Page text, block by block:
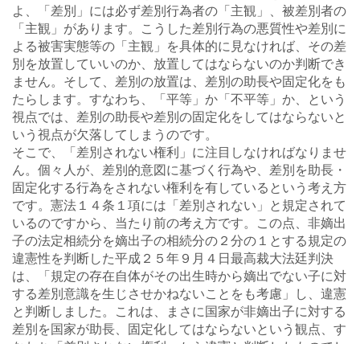
よ、「差別」には必ず差別行為者の「主観」、被差別者の
「主観」があります。こうした差別行為の悪質性や差別に
よる被害実態等の「主観」を具体的に見なければ、その差
別を放置していいのか、放置してはならないのか判断でき
ません。そして、差別の放置は、差別の助長や固定化をも
たらします。すなわち、「平等」か「不平等」か、という
視点では、差別の助長や差別の固定化をしてはならないと
いう視点が欠落してしまうのです。
そこで、「差別されない権利」に注目しなければなりませ
ん。個々人が、差別的意図に基づく行為や、差別を助長・
固定化する行為をされない権利を有しているという考え方
です。憲法１４条１項には「差別されない」と規定されて
いるのですから、当たり前の考え方です。この点、非嫡出
子の法定相続分を嫡出子の相続分の２分の１とする規定の
違憲性を判断した平成２５年９月４日最高裁大法廷判決
は、「規定の存在自体がその出生時から嫡出でない子に対
する差別意識を生じさせかねないことをも考慮」し、違憲
と判断しました。これは、まさに国家が非嫡出子に対する
差別を国家が助長、固定化してはならないという観点、す